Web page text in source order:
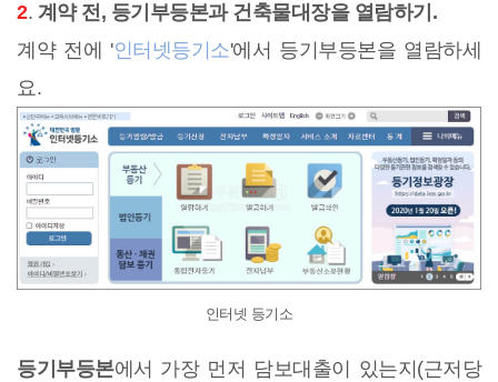
2. 계약 전, 등기부등본과 건축물대장을 열람하기.
계약 전에 '인터넷등기소'에서 등기부등본을 열람하세
요.
인터넷 등기소
등기부등본에서 가장 먼저 담보대출이 있는지(근저당